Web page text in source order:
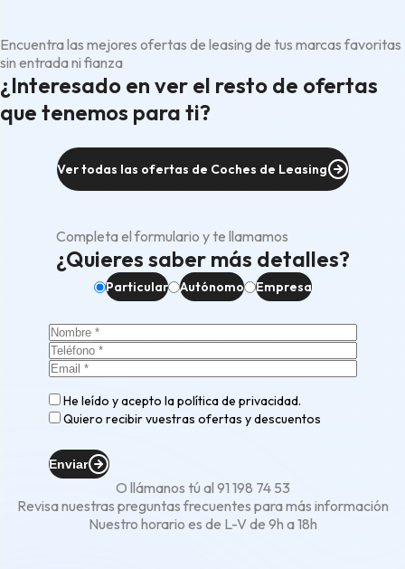
Encuentra las mejores ofertas de leasing de tus marcas favoritas
sin entrada ni fianza
¿Interesado en ver el resto de ofertas
que tenemos para ti?
Ver todas las ofertas de Coches de Leasing
Completa el formulario y te llamamos
¿Quieres saber más detalles?
Particular Autónomo Empresa
He leído y acepto lapolítica de privacidad.
Quiero recibir vuestras ofertas y descuentos
Enviar
O llámanos tú al 91 198 74 53
Revisa nuestras preguntas frecuentes para más información
Nuestro horario es de L-V de 9h a 18h